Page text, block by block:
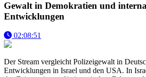
Gewalt in Demokratien und
Entwicklungen
02:08:51
Der Stream vergleicht Polizeigewalt in
Entwicklungen in Israel und den USA. In